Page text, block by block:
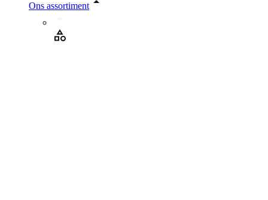
Ons assortiment